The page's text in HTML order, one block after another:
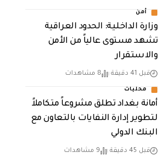
أمن
وزارة الداخلية: الحدود العراقية
تشهد مستوى عالياً من الأمن
والاستقرار
قبل 41 دقيقة 8 مشاهدات
محليات
أمانة بغداد تطلق مشروعاً متكاملاً
لتطوير إدارة النفايات بالتعاون مع
البنك الدولي
قبل 45 دقيقة 9 مشاهدات